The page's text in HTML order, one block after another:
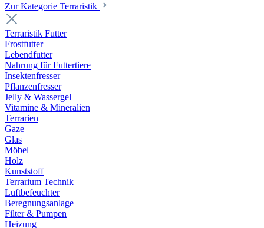
Zur Kategorie Terraristik
Terraristik Futter
Frostfutter
Lebendfutter
Nahrung für Futtertiere
Insektenfresser
Pflanzenfresser
Jelly & Wassergel
Vitamine & Mineralien
Terrarien
Gaze
Glas
Möbel
Holz
Kunststoff
Terrarium Technik
Luftbefeuchter
Beregnungsanlage
Filter & Pumpen
Heizung